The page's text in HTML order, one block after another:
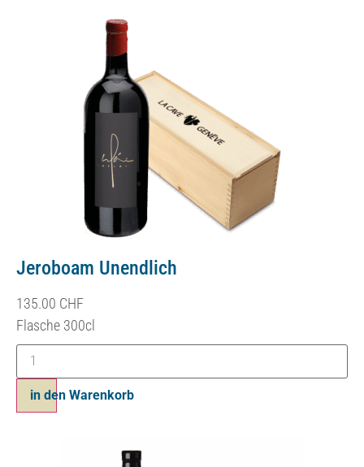
Jeroboam Unendlich
135.00 CHF
Flasche 300cl
in den Warenkorb